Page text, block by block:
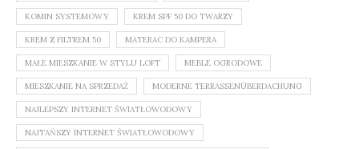
KOMIN SYSTEMOWY KREM SPF 50 DO TWARZY
KREM Z FILTREM 50 MATERAC DO KAMPERA
MAŁE MIESZKANIE W STYLU LOFT MEBLE OGRODOWE
MIESZKANIE NA SPRZEDAŻ MODERNE TERRASSENÜBERDACHUNG
NAJLEPSZY INTERNET ŚWIATŁOWODOWY
NAJTAŃSZY INTERNET ŚWIATŁOWODOWY